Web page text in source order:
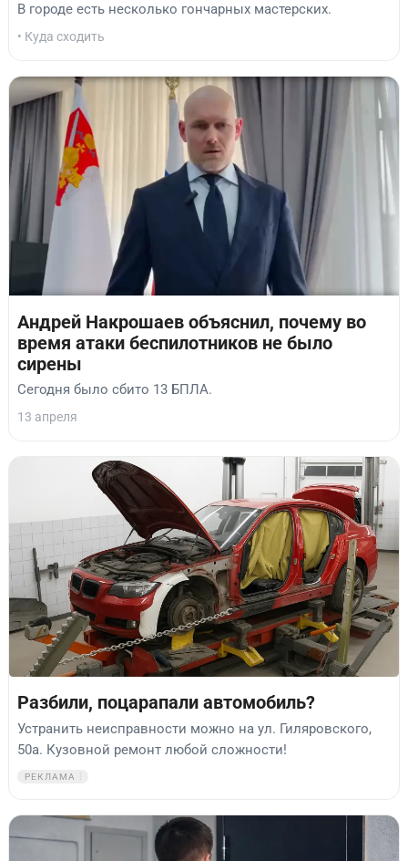
В городе есть несколько гончарных мастерских.
• Куда сходить
Андрей Накрошаев объяснил, почему во
время атаки беспилотников не было
сирены
Сегодня было сбито 13 БПЛА.
13 апреля
Разбили, поцарапали автомобиль?
Устранить неисправности можно на ул. Гиляровского,
50а. Кузовной ремонт любой сложности!
РЕКЛАМА